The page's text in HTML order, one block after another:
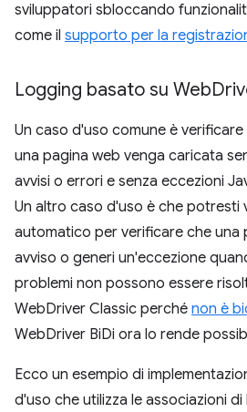
sviluppatori sbloccando
come il supporto per la
Logging basato su Web
Un caso d'uso comune è
una pagina web venga caricata
avvisi o errori e senza eccezioni
Un altro caso d'uso è che potresti
automatico per verificare che una
avviso o generi un'eccezione
problemi non possono essere
WebDriver Classic perché non è
WebDriver BiDi ora lo rende
Ecco un esempio di
d'uso che utilizza le associazioni